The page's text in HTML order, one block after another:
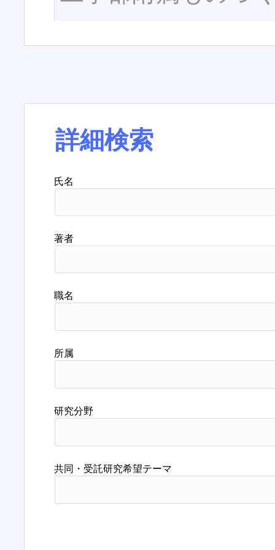
詳細検索
氏名
著者
職名
所属
研究分野
共同・受託研究希望テーマ